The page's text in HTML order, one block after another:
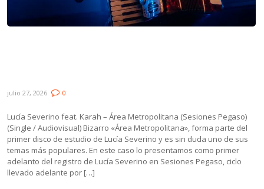
julio 27, 2026 0
Lucía Severino feat. Karah – Área Metropolitana (Sesiones Pegaso)
(Single / Audiovisual) Bizarro «Área Metropolitana», forma parte del
primer disco de estudio de Lucía Severino y es sin duda uno de sus
temas más populares. En este caso lo presentamos como primer
adelanto del registro de Lucía Severino en Sesiones Pegaso, ciclo
llevado adelante por […]